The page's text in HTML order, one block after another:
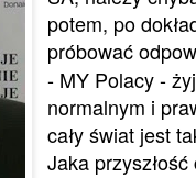
potem, po
próbować
- MY Polacy -
normalnym i
cały świat jest
Jaka